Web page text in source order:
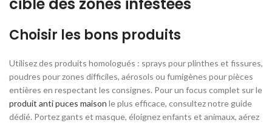
Choisir les bons produits
Utilisez des produits homologués : sprays pour plinthes et fissures,
poudres pour zones difficiles, aérosols ou fumigènes pour pièces
entières en respectant les consignes. Pour un focus complet sur le
produit anti puces maison le plus efficace, consultez notre guide
dédié. Portez gants et masque, éloignez enfants et animaux, aérez